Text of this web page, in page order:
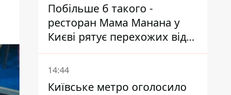
Побільше б такого -
ресторан Мама Манана у
Києві рятує перехожих від
спеки
14:44
Київське метро оголосило